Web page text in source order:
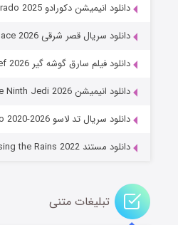
جادوگری در
قسمت ۱۴ (زیرنویس)
دانلود انیمیشن دکورادو Decorado 2025
دانلود سریال قصر شرقی The East Palace 2026
دانلود فیلم سارق گوشه گیر The Isolate Thief 2026
دانلود انیمیشن Star Wars: The Ninth Jedi 2026
دانلود سریال تد لاسو Ted Lasso 2020-2026
دانلود مستند Chasing the Rains 2022
تبلیغات متنی